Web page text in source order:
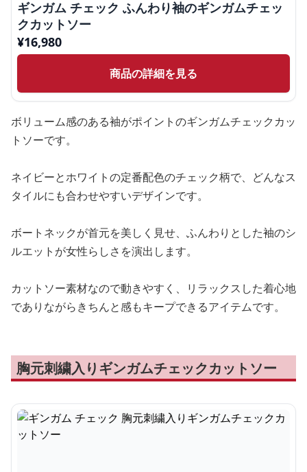
ギンガム チェック ふんわり袖のギンガムチェッ
クカットソー
¥16,980
商品の詳細を見る
ボリューム感のある袖がポイントのギンガムチェックカッ
トソーです。
ネイビーとホワイトの定番配色のチェック柄で、どんなス
タイルにも合わせやすいデザインです。
ボートネックが首元を美しく見せ、ふんわりとした袖のシ
ルエットが女性らしさを演出します。
カットソー素材なので動きやすく、リラックスした着心地
でありながらきちんと感もキープできるアイテムです。
胸元刺繍入りギンガムチェックカットソー